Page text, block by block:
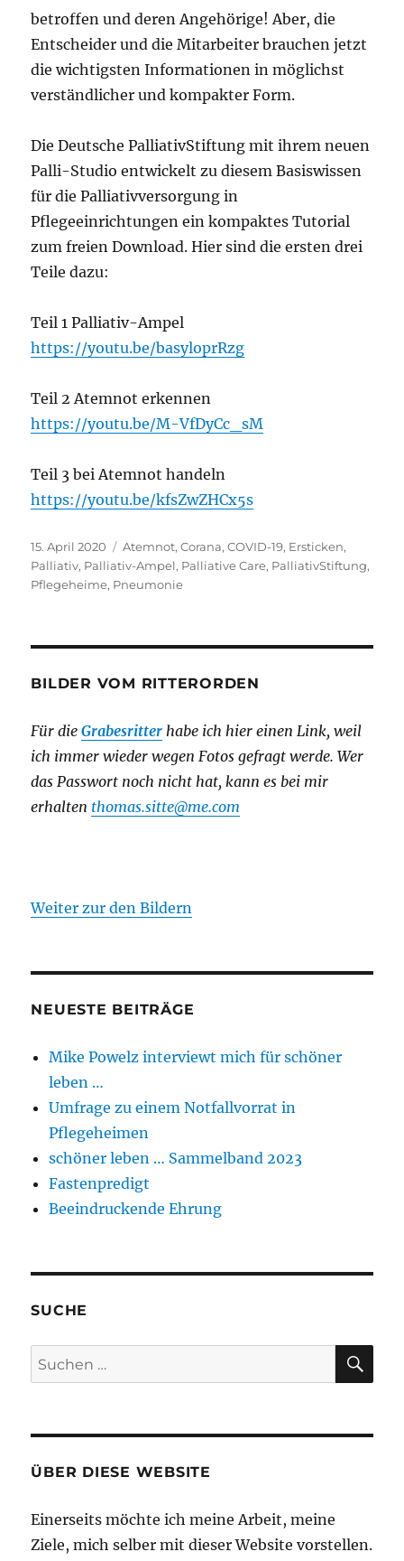
betroffen und deren Angehörige! Aber, die
Entscheider und die Mitarbeiter brauchen jetzt
die wichtigsten Informationen in möglichst
verständlicher und kompakter Form.
Die Deutsche PalliativStiftung mit ihrem neuen
Palli-Studio entwickelt zu diesem Basiswissen
für die Palliativversorgung in
Pflegeeinrichtungen ein kompaktes Tutorial
zum freien Download. Hier sind die ersten drei
Teile dazu:
Teil 1 Palliativ-Ampel
https://youtu.be/basyloprRzg
Teil 2 Atemnot erkennen
https://youtu.be/M-VfDyCc_sM
Teil 3 bei Atemnot handeln
https://youtu.be/kfsZwZHCx5s
Veröffentlicht
am
15. April 2020 Schlagwörter
Atemnot,Corana,COVID-19, Ersticken,
Palliativ, Palliativ-Ampel, Palliative Care, PalliativStiftung,
Pflegeheime, Pneumonie
BILDER VOM RITTERORDEN
Für dieGrabesritter habe ich hier einen Link,weil
ich immer wieder wegen Fotos gefragt werde. Wer
das Passwort noch nicht hat, kann es bei mir
erhalten thomas.sitte@me.com
Weiter zur den Bildern
NEUESTE BEITRÄGE
Mike Powelz interviewt mich für schöner
leben …
Umfrage zu einem Notfallvorrat in
Pflegeheimen
schöner leben … Sammelband 2023
Fastenpredigt
Beeindruckende Ehrung
SUCHE
Suchen
nach:
ÜBER DIESE WEBSITE
Einerseits möchte ich meine Arbeit, meine
Ziele, mich selber mit dieser Website vorstellen.